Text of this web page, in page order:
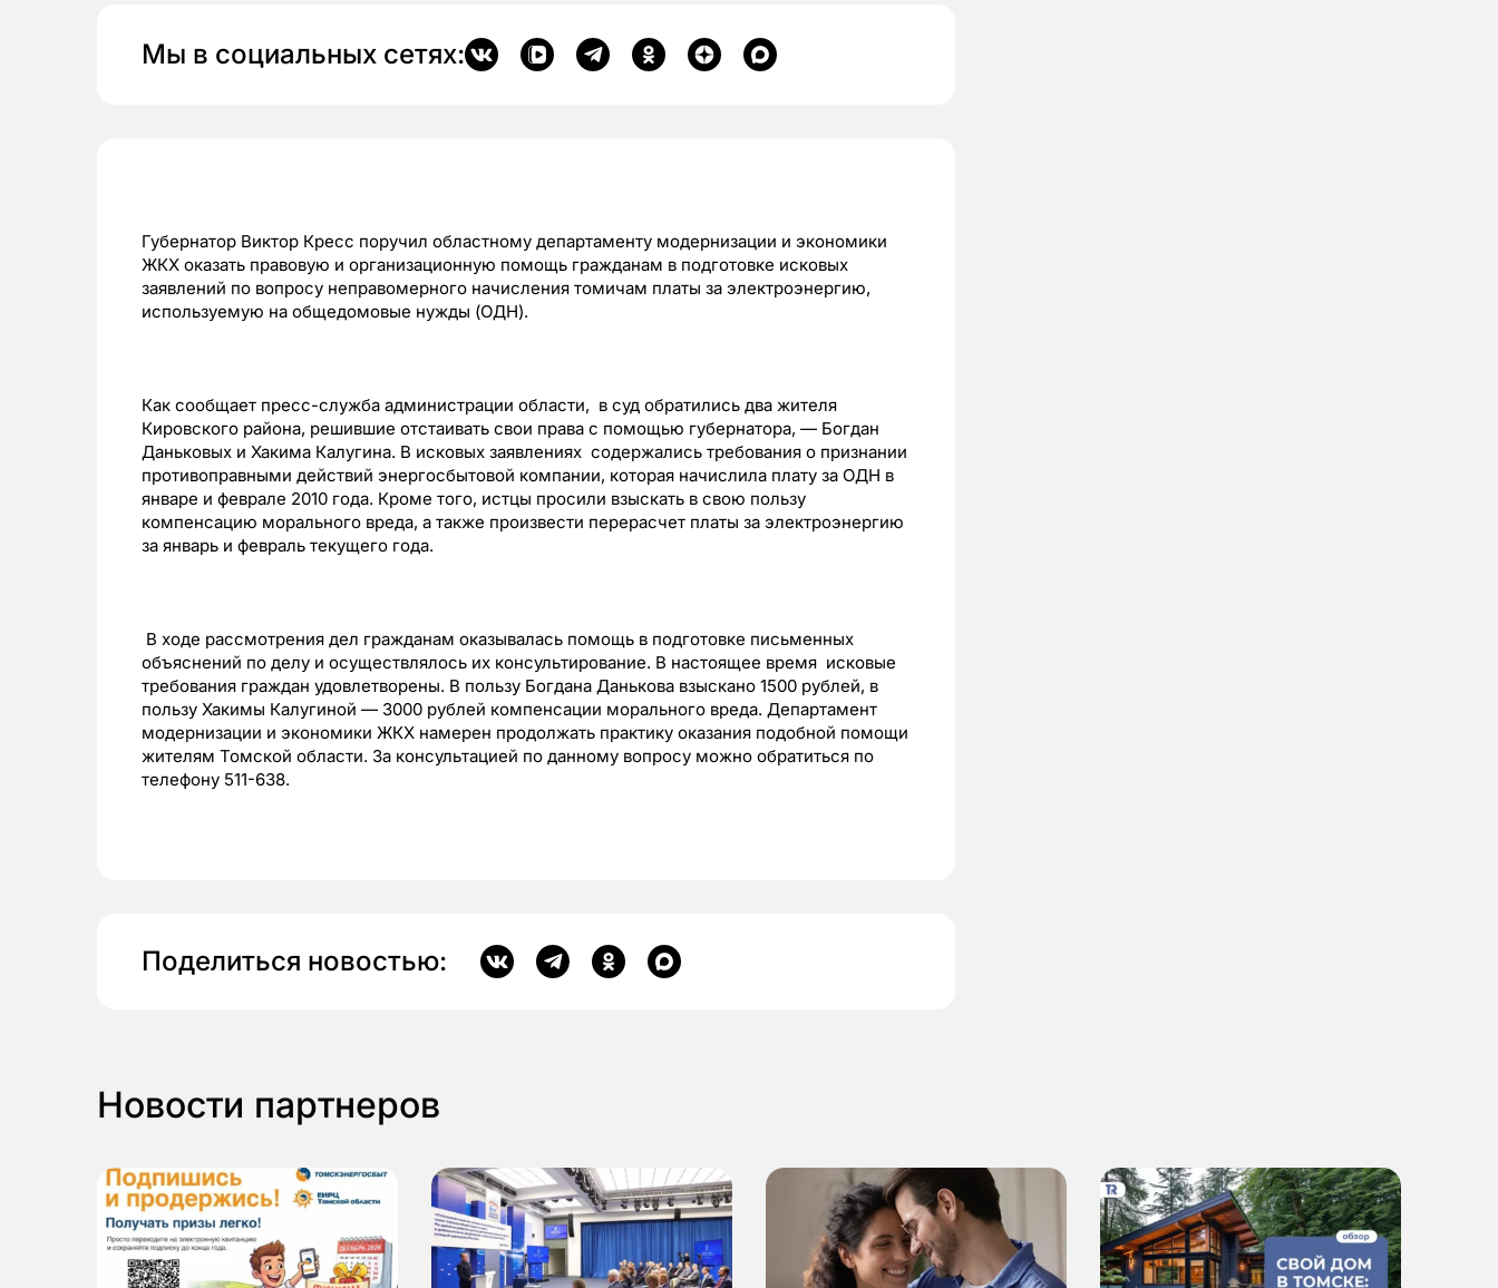
Мы в социальных сетях:
Губернатор Виктор Кресс поручил областному департаменту модернизации и экономики
ЖКХ оказать правовую и организационную помощь гражданам в подготовке исковых
заявлений по вопросу неправомерного начисления томичам платы за электроэнергию,
используемую на общедомовые нужды (ОДН).
Как сообщает пресс-служба администрации области, в суд обратились два жителя
Кировского района, решившие отстаивать свои права с помощью губернатора, — Богдан
Даньковых и Хакима Калугина. В исковых заявлениях содержались требования о признании
противоправными действий энергосбытовой компании, которая начислила плату за ОДН в
январе и феврале 2010 года. Кроме того, истцы просили взыскать в свою пользу
компенсацию морального вреда, а также произвести перерасчет платы за электроэнергию
за январь и февраль текущего года.
В ходе рассмотрения дел гражданам оказывалась помощь в подготовке письменных
объяснений по делу и осуществлялось их консультирование. В настоящее время исковые
требования граждан удовлетворены. В пользу Богдана Данькова взыскано 1500 рублей, в
пользу Хакимы Калугиной — 3000 рублей компенсации морального вреда. Департамент
модернизации и экономики ЖКХ намерен продолжать практику оказания подобной помощи
жителям Томской области. За консультацией по данному вопросу можно обратиться по
телефону 511-638.
Поделиться новостью:
Новости партнеров